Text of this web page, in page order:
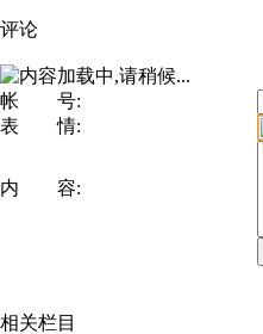
评论
帐 号:
表 情:
内 容:
相关栏目